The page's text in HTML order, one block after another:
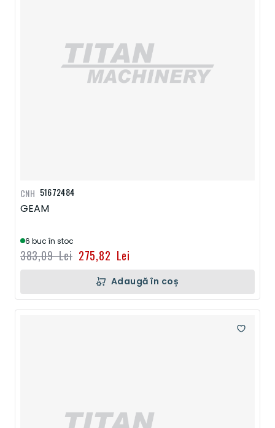
51672484
GEAM
6 buc în stoc
275,82 Lei
383,09 Lei
CNH
Adaugă în coș